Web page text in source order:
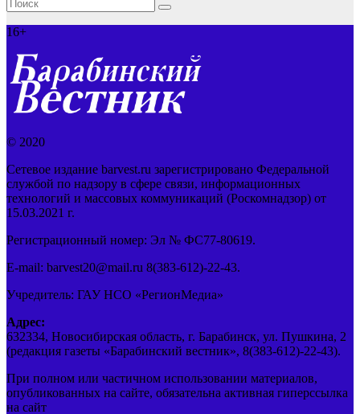
16+
© 2020
Сетевое издание barvest.ru зарегистрировано Федеральной
службой по надзору в сфере связи, информационных
технологий и массовых коммуникаций (Роскомнадзор) от
15.03.2021 г.
Регистрационный номер: Эл № ФС77-80619.
E-mail: barvest20@mail.ru 8(383-612)-22-43.
Учредитель: ГАУ НСО «РегионМедиа»
Адрес:
632334, Новосибирская область, г. Барабинск, ул. Пушкина, 2
(редакция газеты «Барабинский вестник», 8(383-612)-22-43).
При полном или частичном использовании материалов,
опубликованных на сайте, обязательна активная гиперссылка
на сайт